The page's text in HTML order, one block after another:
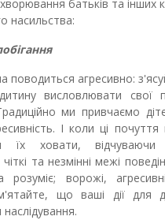
батьків та інших
насильства:
поводиться агресивно:
висловлювати свої
ми привчаємо
І коли ці
їх хова­ти,
та незмінні межі
ворожі,
що ваші дії для
на­слідування.